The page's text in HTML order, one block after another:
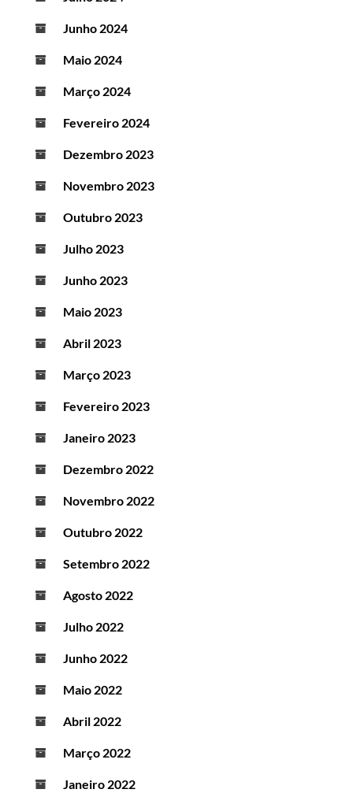
Junho 2024
Maio 2024
Março 2024
Fevereiro 2024
Dezembro 2023
Novembro 2023
Outubro 2023
Julho 2023
Junho 2023
Maio 2023
Abril 2023
Março 2023
Fevereiro 2023
Janeiro 2023
Dezembro 2022
Novembro 2022
Outubro 2022
Setembro 2022
Agosto 2022
Julho 2022
Junho 2022
Maio 2022
Abril 2022
Março 2022
Janeiro 2022